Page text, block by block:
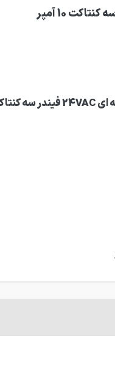
رله شیشه ای 24VAC فیندر سه کنتاکت 10 آمپر